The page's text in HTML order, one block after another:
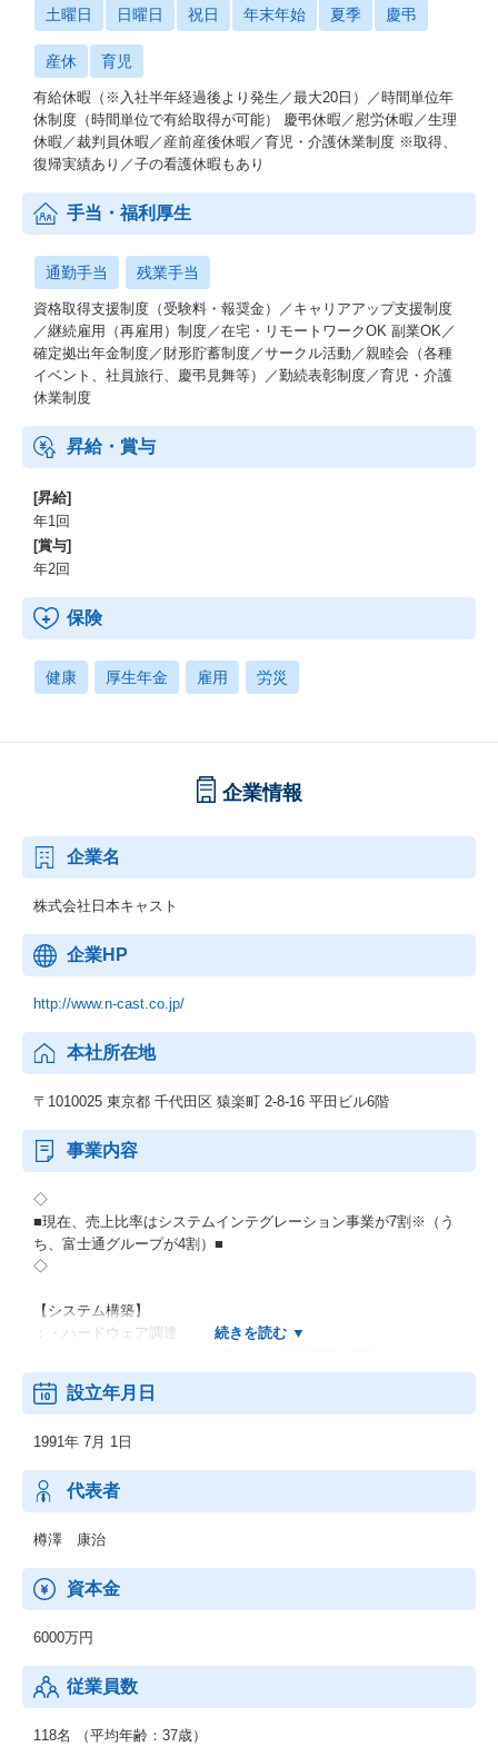
土曜日 日曜日 祝日 年末年始 夏季 慶弔
産休 育児
有給休暇（※入社半年経過後より発生／最大20日）／時間単位年
休制度（時間単位で有給取得が可能） 慶弔休暇／慰労休暇／生理
休暇／裁判員休暇／産前産後休暇／育児・介護休業制度 ※取得、
復帰実績あり／子の看護休暇もあり
手当・福利厚生
通勤手当 残業手当
資格取得支援制度（受験料・報奨金）／キャリアアップ支援制度
／継続雇用（再雇用）制度／在宅・リモートワークOK 副業OK／
確定拠出年金制度／財形貯蓄制度／サークル活動／親睦会（各種
イベント、社員旅行、慶弔見舞等）／勤続表彰制度／育児・介護
休業制度
昇給・賞与
[昇給]
年1回
[賞与]
年2回
保険
健康 厚生年金 雇用 労災
企業情報
企業名
株式会社日本キャスト
企業HP
http://www.n-cast.co.jp/
本社所在地
〒1010025 東京都 千代田区 猿楽町 2-8-16 平田ビル6階
事業内容
◇
■現在、売上比率はシステムインテグレーション事業が7割※（う
ち、富士通グループが4割）■
◇
【システム構築】
：・ハードウェア調達
・ソフトウェア開発・保守
：・Salesforce導入支援／パッケージ導入支援（B2B SaaSパッケ
ージ）
・運用サポート
【AWS関連サービス】
・クラウド移行
：・システムインテグレーション
・ビッグデータソリューション
設立年月日
1991年 7月 1日
代表者
樽澤 康治
資本金
6000万円
従業員数
118名 （平均年齢：37歳）